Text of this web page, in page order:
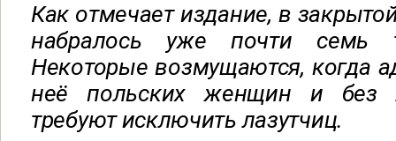
Как отмечает издание, в
набралось уже почти семь
Некоторые возмущаются, когда
неё польских женщин и без
требуют исключить лазутчиц.